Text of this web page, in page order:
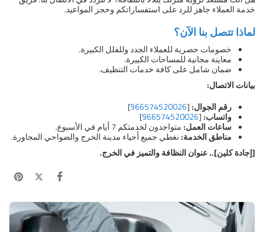
خدمة العملاء جاهز للرد على استفساراتكم وحجز المواعيد.
لماذا تتصل بنا الآن؟
خصومات حصرية للعملاء الجدد وللفلل الكبيرة.
معاينة مجانية للمساحات الكبيرة.
ضمان شامل على كافة خدمات التنظيف.
بيانات الاتصال:
رقم الجوال: [
966574520026
]
واتساب:[
966574520026
]
ساعات العمل: متواجدون لخدمتكم 7 أيام في الأسبوع.
مناطق الخدمة: نغطي جميع أحياء مدينة الخرج والضواحي المجاورة.
[إجادة كلين].. عنوان النظافة والتميز في الخرج.